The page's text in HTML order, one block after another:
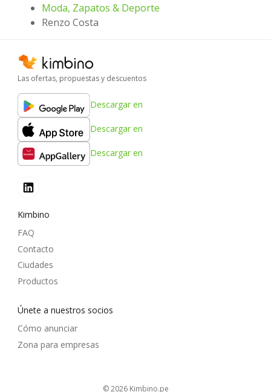
Moda, Zapatos & Deporte
Renzo Costa
Las ofertas, propuestas y descuentos
Descargar en
Descargar en
Descargar en
Kimbino
FAQ
Contacto
Ciudades
Productos
Únete a nuestros socios
Cómo anunciar
Zona para empresas
© 2026 kimbino.pe